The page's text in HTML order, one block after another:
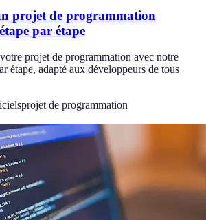
projet de programmation
par étape
projet de programmation avec notre
étape, adapté aux développeurs de tous
projet de programmation